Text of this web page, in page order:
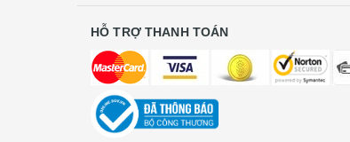
HỖ TRỢ THANH TOÁN